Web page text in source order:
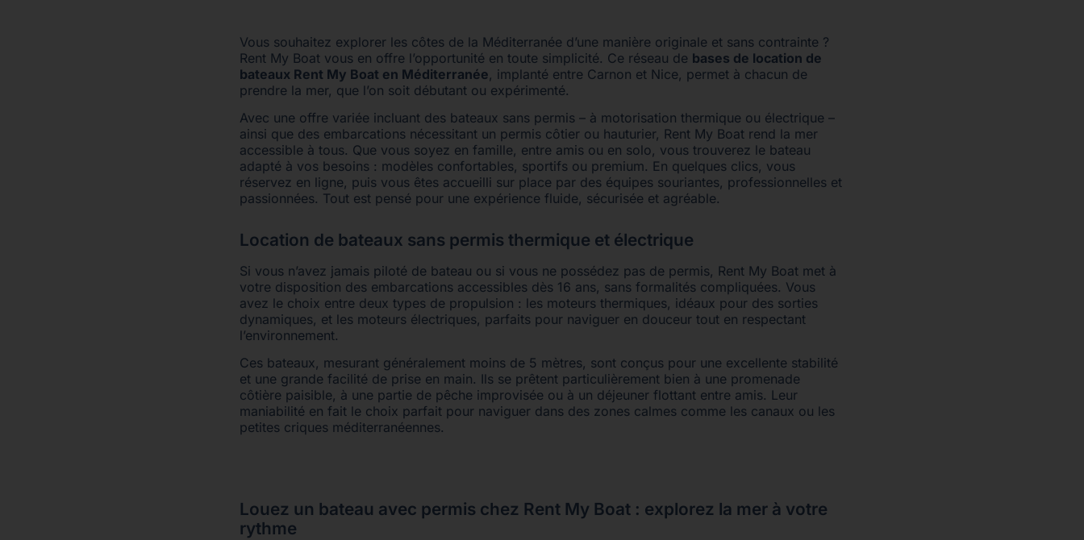
Vous souhaitez explorer les côtes de la Méditerranée d’une manière originale et sans contrainte ?
Rent My Boat vous en offre l’opportunité en toute simplicité. Ce réseau de bases de location de
bateaux Rent My Boat en Méditerranée, implanté entre Carnon et Nice, permet à chacun de
prendre la mer, que l’on soit débutant ou expérimenté.
Avec une offre variée incluant des bateaux sans permis – à motorisation thermique ou électrique –
ainsi que des embarcations nécessitant un permis côtier ou hauturier, Rent My Boat rend la mer
accessible à tous. Que vous soyez en famille, entre amis ou en solo, vous trouverez le bateau
adapté à vos besoins : modèles confortables, sportifs ou premium. En quelques clics, vous
réservez en ligne, puis vous êtes accueilli sur place par des équipes souriantes, professionnelles et
passionnées. Tout est pensé pour une expérience fluide, sécurisée et agréable.
Location de bateaux sans permis thermique et électrique
Si vous n’avez jamais piloté de bateau ou si vous ne possédez pas de permis, Rent My Boat met à
votre disposition des embarcations accessibles dès 16 ans, sans formalités compliquées. Vous
avez le choix entre deux types de propulsion : les moteurs thermiques, idéaux pour des sorties
dynamiques, et les moteurs électriques, parfaits pour naviguer en douceur tout en respectant
l’environnement.
Ces bateaux, mesurant généralement moins de 5 mètres, sont conçus pour une excellente stabilité
et une grande facilité de prise en main. Ils se prêtent particulièrement bien à une promenade
côtière paisible, à une partie de pêche improvisée ou à un déjeuner flottant entre amis. Leur
maniabilité en fait le choix parfait pour naviguer dans des zones calmes comme les canaux ou les
petites criques méditerranéennes.
Louez un bateau avec permis chez Rent My Boat : explorez la mer à votre
rythme